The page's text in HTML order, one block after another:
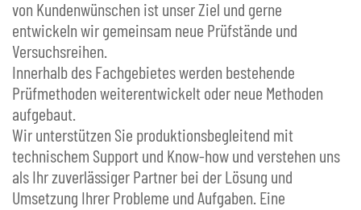
von Kundenwünschen ist unser Ziel und gerne
entwickeln wir gemeinsam neue Prüfstände und
Versuchsreihen.
Innerhalb des Fachgebietes werden bestehende
Prüfmethoden weiterentwickelt oder neue Methoden
aufgebaut.
Wir unterstützen Sie produktionsbegleitend mit
technischem Support und Know-how und verstehen uns
als Ihr zuverlässiger Partner bei der Lösung und
Umsetzung Ihrer Probleme und Aufgaben. Eine